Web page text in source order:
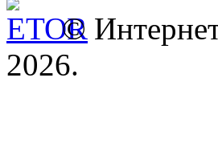
©
2026.